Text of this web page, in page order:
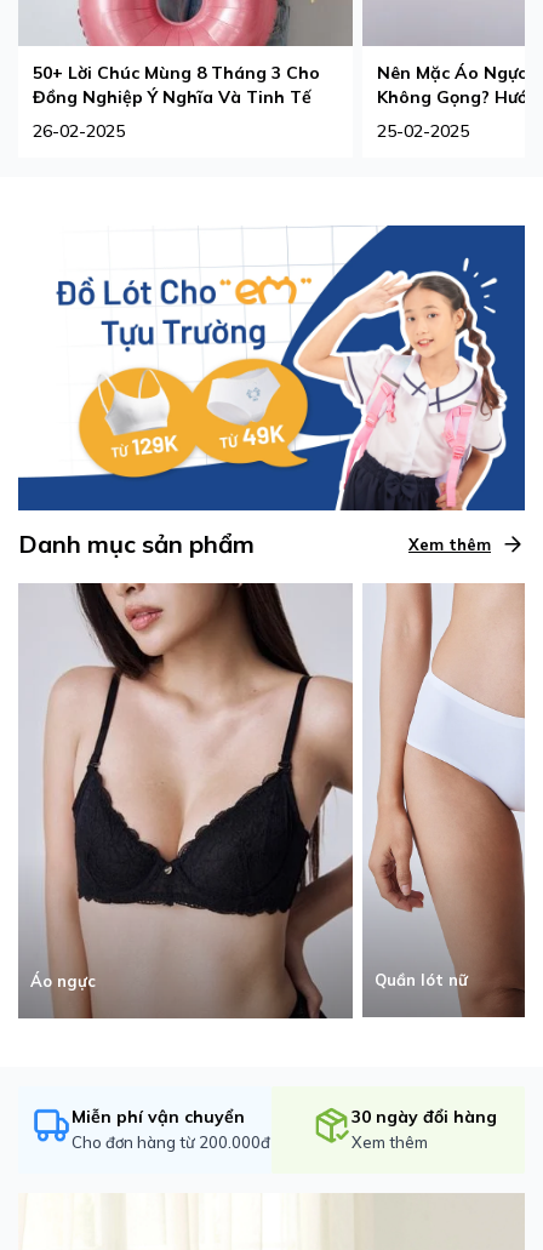
50+ Lời Chúc Mùng 8 Tháng 3 Cho
Đồng Nghiệp Ý Nghĩa Và Tinh Tế
26-02-2025
Nên Mặc Áo Ngực
Không Gọng?
Phù Hợp Nhất
25-02-2025
Danh mục sản phẩm Xem thêm
Áo ngực Quần lót nữ
Miễn phí vận chuyển
Cho đơn hàng từ 200.000đ
30 ngày đổi hàng
Xem thêm